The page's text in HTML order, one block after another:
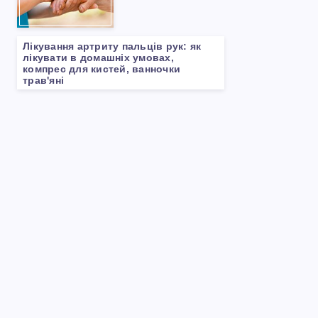
Лікування артриту пальців рук: як
лікувати в домашніх умовах,
компрес для кистей, ванночки
трав'яні